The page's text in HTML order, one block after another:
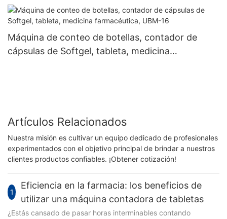
farmacéutica, UBM-8
Máquina de conteo de botellas, contador de
cápsulas de Softgel, tableta, medicina
Artículos Relacionados
Nuestra misión es cultivar un equipo dedicado de profesionales
experimentados con el objetivo principal de brindar a nuestros
clientes productos confiables. ¡Obtener cotización!
1
Eficiencia en la farmacia: los beneficios de
utilizar una máquina contadora de tabletas
¿Estás cansado de pasar horas interminables contando